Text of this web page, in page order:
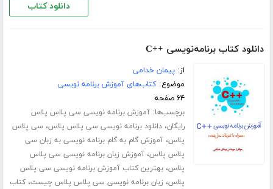
دانلود کتاب
دانلود کتاب برنامه‌نویسی ++C
از:پیمان خدامی
موضوع:کتاب‌های آموزش برنامه نویسی
۶۴ صفحه
برچسب‌ها:آموزش برنامه نویسی سی پلاس پلاس
رایگان،دانلود برنامه نویسی سی پلاس پلاس، سی پلاس
پلاس،آموزش گام به گام برنامه نویسی به زبان سی
پلاس پلاس،آموزش زبان برنامه نویسی سی پلاس
پلاس،بهترین کتاب آموزش برنامه نویسی سی پلاس
پلاس، زبان برنامه نویسی سی پلاس پلاس چیست،کتاب